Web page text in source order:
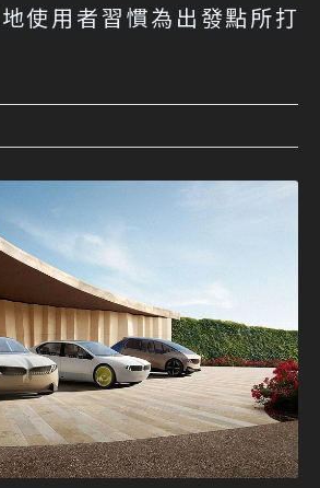
使用者習慣為出發點所打